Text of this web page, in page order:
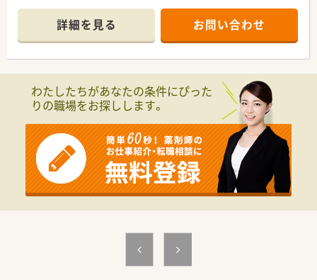
けており、1日の平均応需枚数は約70枚と安定しています。
■薬剤師が常時1〜2名に対して医療事務が3名在籍しているた
め、事務作業を任せて調剤業務に専念できる環境です。
■東証プライム市場に上場している大手法人のグループ企業で
あり、売上高は4000億円を超える抜群の安定性を誇ります。
■医療や介護など5つのヘルスケア事業を柱として展開してお
り、長期にわたって安心してキャリアを築ける会社です。
■20年以上前から在宅医療の先駆けとして取り組んでおり、業
界トップクラスの豊富な実績とノウハウを有しています。
【こんな取り組みをしています】
■強制ではなく自分のペースでスキルアップできるよう、年間3
万円の自己研修支援金があります。
■無菌調剤室やドライブスルー薬局を先駆けて設置するなど、5
■日本薬剤師会学術大会などの学会に積極的に参加しており、参
加人数は毎年トップクラスです。
詳細を見る お問い合わせ
わたしたちがあなたの条件にぴった
りの職場をお探しします。